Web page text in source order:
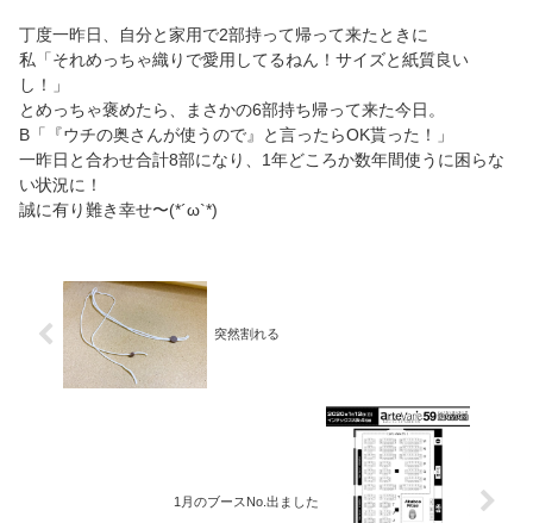
丁度一昨日、自分と家用で2部持って帰って来たときに
私「それめっちゃ織りで愛用してるねん！サイズと紙質良い
し！」
とめっちゃ褒めたら、まさかの6部持ち帰って来た今日。
B「『ウチの奥さんが使うので』と言ったらOK貰った！」
一昨日と合わせ合計8部になり、1年どころか数年間使うに困らな
い状況に！
誠に有り難き幸せ〜(*´ω`*)
突然割れる
1月のブースNo.出ました